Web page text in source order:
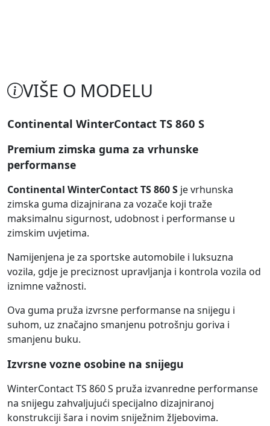
VIŠE O MODELU
Continental WinterContact TS 860 S
Premium zimska guma za vrhunske
performanse
Continental WinterContact TS 860 S je vrhunska
zimska guma dizajnirana za vozače koji traže
maksimalnu sigurnost, udobnost i performanse u
zimskim uvjetima.
Namijenjena je za sportske automobile i luksuzna
vozila, gdje je preciznost upravljanja i kontrola vozila od
iznimne važnosti.
Ova guma pruža izvrsne performanse na snijegu i
suhom, uz značajno smanjenu potrošnju goriva i
smanjenu buku.
Izvrsne vozne osobine na snijegu
WinterContact TS 860 S pruža izvanredne performanse
na snijegu zahvaljujući specijalno dizajniranoj
konstrukciji šara i novim sniježnim žljebovima.